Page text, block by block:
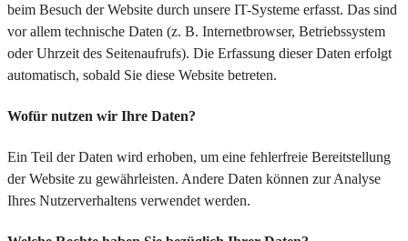
beim Besuch der Website durch unsere IT-Systeme erfasst. Das sind
vor allem technische Daten (z. B. Internetbrowser, Betriebssystem
oder Uhrzeit des Seitenaufrufs). Die Erfassung dieser Daten erfolgt
automatisch, sobald Sie diese Website betreten.
Wofür nutzen wir Ihre Daten?
Ein Teil der Daten wird erhoben, um eine fehlerfreie Bereitstellung
der Website zu gewährleisten. Andere Daten können zur Analyse
Ihres Nutzerverhaltens verwendet werden.